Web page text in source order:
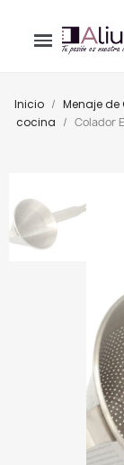
Inicio Menaje de
cocina
Colador